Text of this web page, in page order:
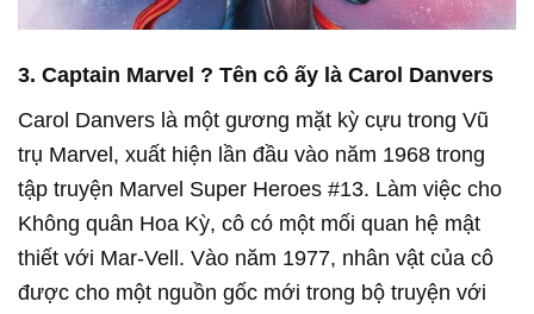
3. Captain Marvel ? Tên cô ấy là Carol Danvers
Carol Danvers là một gương mặt kỳ cựu trong Vũ
trụ Marvel, xuất hiện lần đầu vào năm 1968 trong
tập truyện Marvel Super Heroes #13. Làm việc cho
Không quân Hoa Kỳ, cô có một mối quan hệ mật
thiết với Mar-Vell. Vào năm 1977, nhân vật của cô
được cho một nguồn gốc mới trong bộ truyện với